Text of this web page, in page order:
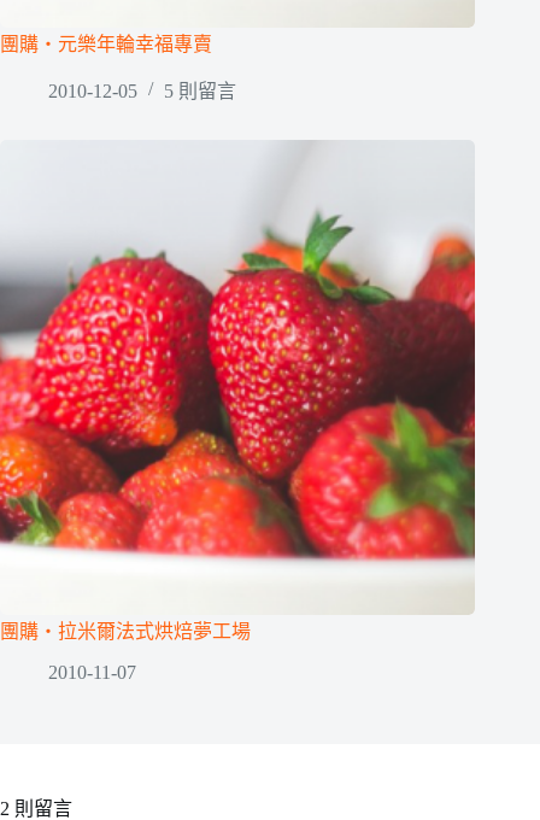
團購‧元樂年輪幸福專賣
2010-12-05 5 則留言
團購‧拉米爾法式烘焙夢工場
2010-11-07
2 則留言